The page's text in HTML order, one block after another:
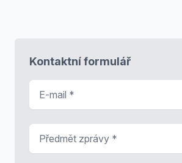
Kontaktní formulář